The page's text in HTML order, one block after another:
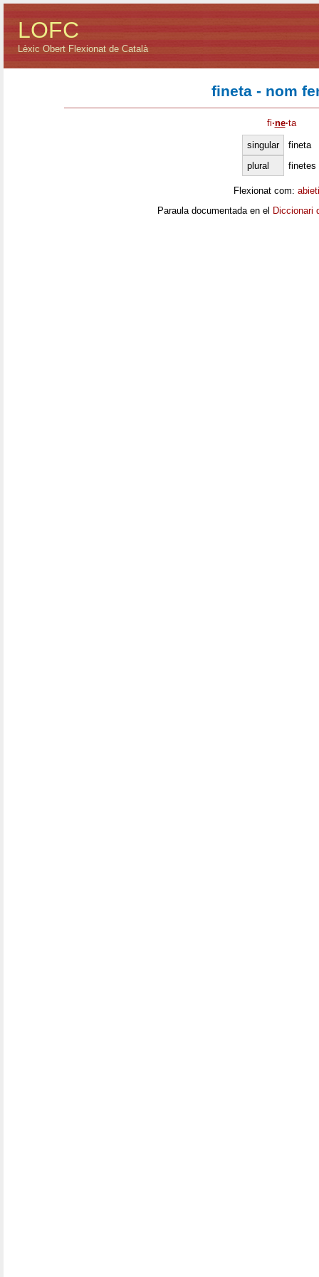
LOFC
Lèxic Obert Flexionat de Català
fineta - nom
fi·ne·ta
singular
fineta
plural
finetes
Flexionat com:
Paraula documentada en el Diccionari